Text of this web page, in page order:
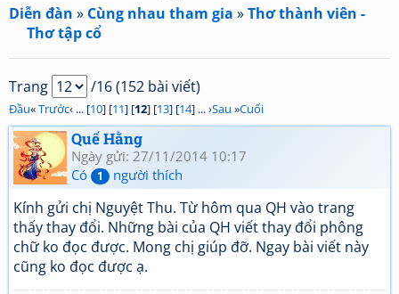
Diễn đàn » Cùng nhau tham gia »Thơ thành viên -
Thơ tập cổ
Trang /16 (152 bài viết)
Đầu«Trước‹ ... [10] [11] [12] [13] [14] ... ›Sau »Cuối
Quế Hằng
Ngày gửi: 27/11/2014 10:17
Có
1 người thích
Kính gửi chị Nguyệt Thu. Từ hôm qua QH vào trang
thấy thay đổi. Những bài của QH viết thay đổi phông
chữ ko đọc được. Mong chị giúp đỡ. Ngay bài viết này
cũng ko đọc được ạ.